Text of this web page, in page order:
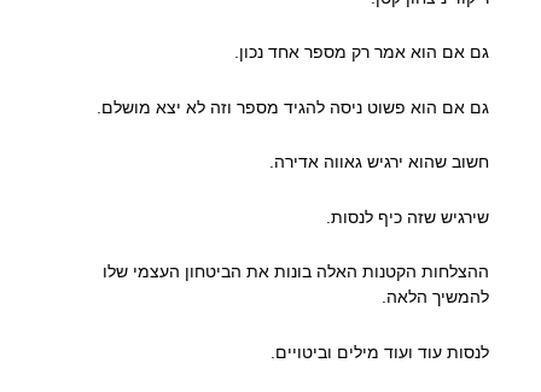
גם אם הוא אמר רק מספר אחד נכון.
גם אם הוא פשוט ניסה להגיד מספר וזה לא יצא מושלם.
חשוב שהוא ירגיש גאווה אדירה.
שירגיש שזה כיף לנסות.
ההצלחות הקטנות האלה בונות את הביטחון העצמי שלו
להמשיך הלאה.
לנסות עוד ועוד מילים וביטויים.